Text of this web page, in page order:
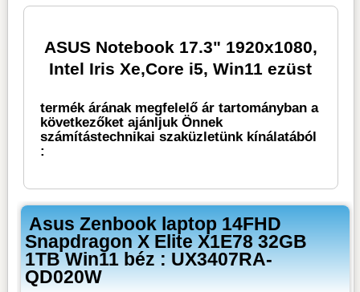
ASUS Notebook 17.3" 1920x1080,
Intel Iris Xe,Core i5, Win11 ezüst
termék árának megfelelő ár tartományban a
következőket ajánljuk Önnek
számítástechnikai szaküzletünk kínálatából
:
Asus Zenbook laptop 14FHD
Snapdragon X Elite X1E78 32GB
1TB Win11 béz : UX3407RA-
QD020W